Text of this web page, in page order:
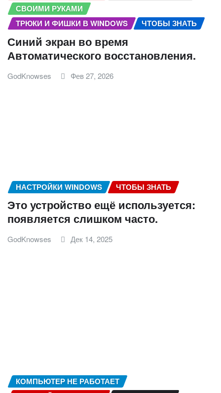
СВОИМИ РУКАМИ
ТРЮКИ И ФИШКИ В WINDOWS
ЧТОБЫ ЗНАТЬ
Синий экран во время
Автоматического восстановления.
GodKnowses Фев 27, 2026
НАСТРОЙКИ WINDOWS ЧТОБЫ ЗНАТЬ
Это устройство ещё используется:
появляется слишком часто.
GodKnowses Дек 14, 2025
КОМПЬЮТЕР НЕ РАБОТАЕТ